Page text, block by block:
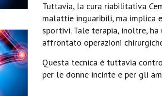
Tuttavia, la cura riabilitativa
malattie inguaribili, ma implica
sportivi. Tale terapia, inoltre,
affrontato operazioni
Questa tecnica è tuttavia
per le donne incinte e per gli